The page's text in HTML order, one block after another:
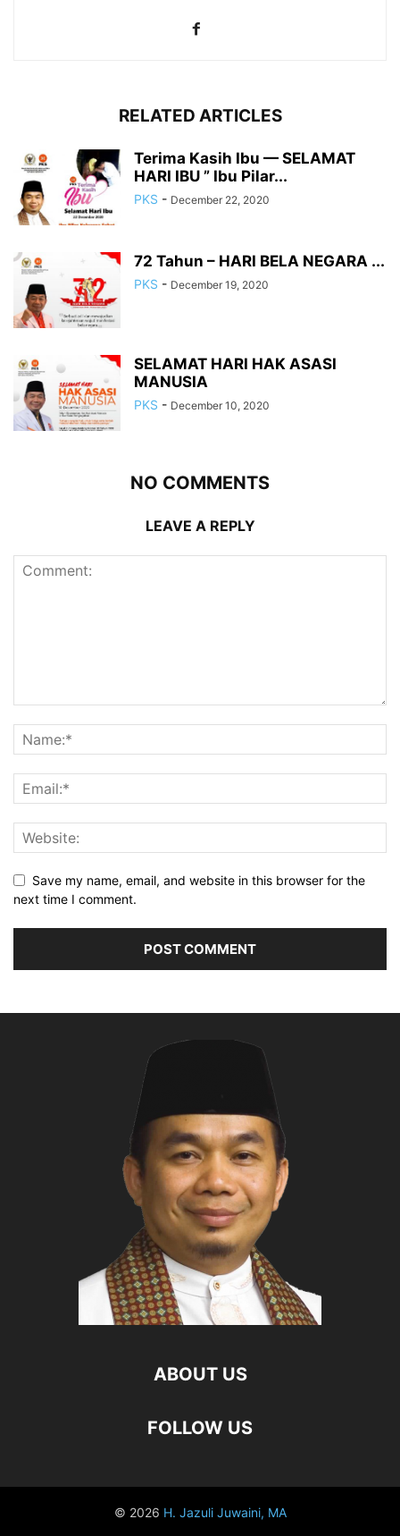
RELATED ARTICLES
Terima Kasih Ibu — SELAMAT
HARI IBU ” Ibu Pilar...
PKS - December 22, 2020
72 Tahun – HARI BELA NEGARA ...
PKS - December 19, 2020
SELAMAT HARI HAK ASASI
MANUSIA
PKS - December 10, 2020
NO COMMENTS
LEAVE A REPLY
Save my name, email, and website in this browser for the
next time I comment.
ABOUT US
FOLLOW US
© 2026 H. Jazuli Juwaini, MA